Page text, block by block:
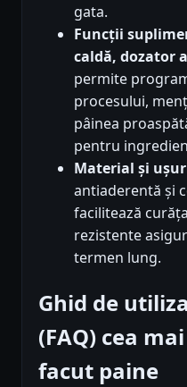
gata.
Funcții
caldă, dozator
permite
procesului,
pâinea
pentru
Material și
antiaderentă și
facilitează
rezistente
termen lung.
Ghid de
(FAQ) cea
facut paine